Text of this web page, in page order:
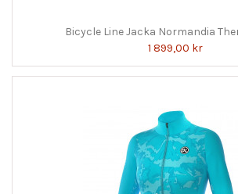
Bicycle Line Jacka Normandia
1 899,00 kr